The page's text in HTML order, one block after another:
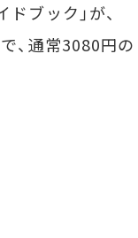
ブック」が、
、通常3080円の